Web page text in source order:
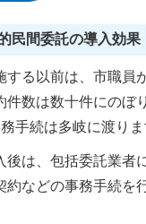
民間委託の導入効果
する以前は、市職員
件数は数十件にのぼ
手続は多岐に渡りま
後は、包括委託業者
約などの事務手続を